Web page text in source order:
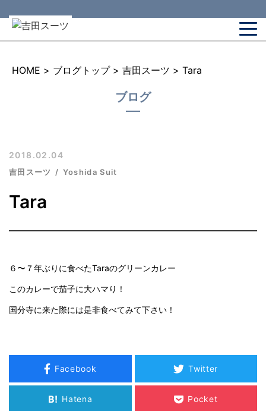
HOME > ブログトップ > 吉田スーツ > Tara
ブログ
2018.02.04
吉田スーツ Yoshida Suit
Tara
６〜７年ぶりに食べたTaraのグリーンカレー
このカレーで茄子に大ハマり！
国分寺に来た際には是非食べてみて下さい！
Facebook Twitter
B! Hatena Pocket